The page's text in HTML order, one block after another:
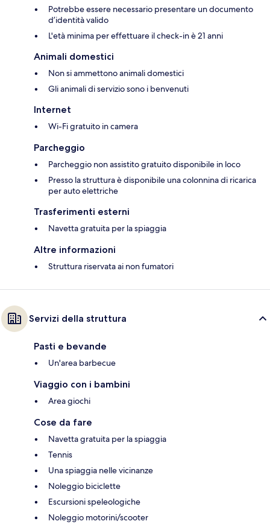
Potrebbe essere necessario presentare un documento
d’identità valido
L'età minima per effettuare il check-in è 21 anni
Animali domestici
Non si ammettono animali domestici
Gli animali di servizio sono i benvenuti
Internet
Wi-Fi gratuito in camera
Parcheggio
Parcheggio non assistito gratuito disponibile in loco
Presso la struttura è disponibile una colonnina di ricarica
per auto elettriche
Trasferimenti esterni
Navetta gratuita per la spiaggia
Altre informazioni
Struttura riservata ai non fumatori
Servizi della struttura
Pasti e bevande
Un'area barbecue
Viaggio con i bambini
Area giochi
Cose da fare
Navetta gratuita per la spiaggia
Tennis
Una spiaggia nelle vicinanze
Noleggio biciclette
Escursioni speleologiche
Noleggio motorini/scooter